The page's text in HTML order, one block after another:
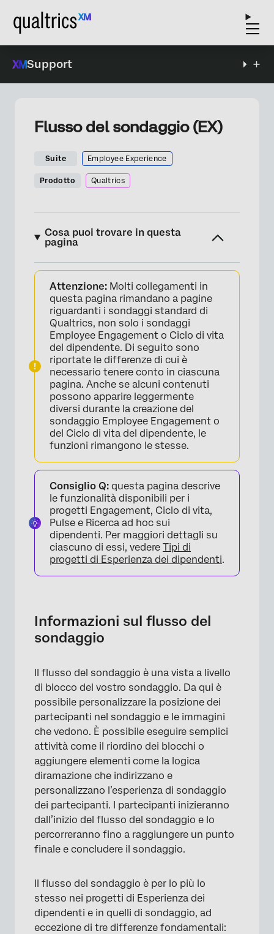
Support
Flusso del sondaggio (EX)
Suite Employee Experience
Prodotto Qualtrics
Cosa puoi trovare in questa
pagina
Informazioni sul flusso del sondaggio
Elementi del flusso del sondaggio
Autenticatore
Elemento di fine sondaggio
Attenzione: Molti collegamenti in
questa pagina rimandano a pagine
riguardanti i sondaggi standard di
Qualtrics, non solo i sondaggi
Employee Engagement o Ciclo di vita
del dipendente. Di seguito sono
riportate le differenze di cui è
necessario tenere conto in ciascuna
pagina. Anche se alcuni contenuti
possono apparire leggermente
diversi durante la creazione del
sondaggio Employee Engagement o
del Ciclo di vita del dipendente, le
funzioni rimangono le stesse.
Consiglio Q: questa pagina descrive
le funzionalità disponibili per i
progetti Engagement, Ciclo di vita,
Pulse e Ricerca ad hoc sui
dipendenti. Per maggiori dettagli su
ciascuno di essi, vedere Tipi di
progetti di Esperienza dei dipendenti.
Informazioni sul flusso del
sondaggio
Il flusso del sondaggio è una vista a livello
di blocco del vostro sondaggio. Da qui è
possibile personalizzare la posizione dei
partecipanti nel sondaggio e le immagini
che vedono. È possibile eseguire semplici
attività come il riordino dei blocchi o
aggiungere elementi come la logica
diramazione che indirizzano e
personalizzano l’esperienza di sondaggio
dei partecipanti. I partecipanti inizieranno
dall’inizio del flusso del sondaggio e lo
percorreranno fino a raggiungere un punto
finale e concludere il sondaggio.
Il flusso del sondaggio è per lo più lo
stesso nei progetti di Esperienza dei
dipendenti e in quelli di sondaggio, ad
eccezione di tre differenze fondamentali: